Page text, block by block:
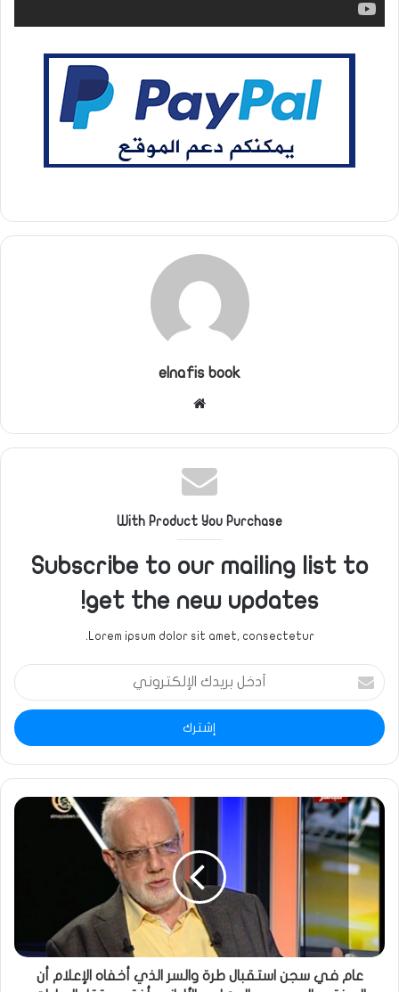
elnafis book
With Product You Purchase
Subscribe to our mailing list to
get the new updates!
Lorem ipsum dolor sit amet, consectetur.
أدخل
بريدك
الإلكتروني
عام في سجن استقبال طرة والسر الذي أخفاه الإعلام أن